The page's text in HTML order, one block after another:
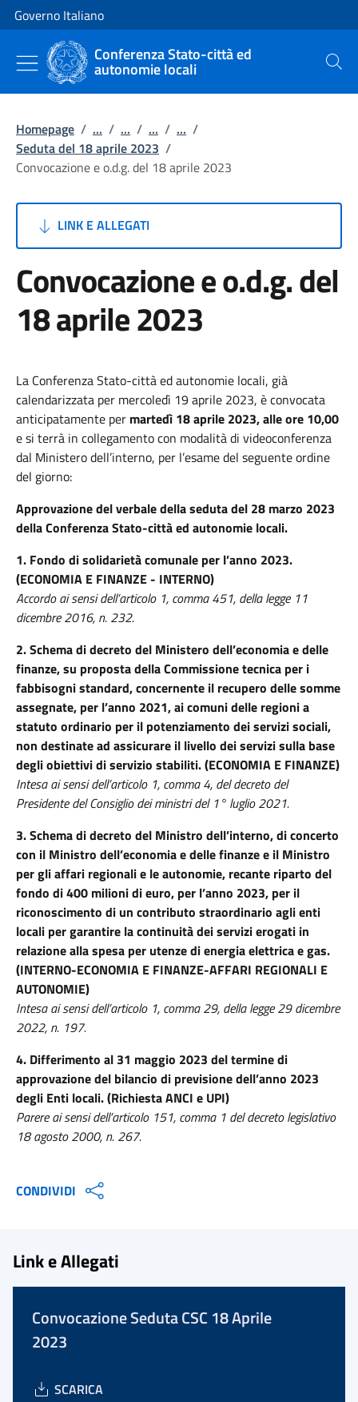
Vai al contenuto
Vai alla navigazione del sito
Governo Italiano
Conferenza Stato-città ed
autonomie locali Cerca
Homepage / ... / ... / ... / ... /
Seduta del 18 aprile 2023 /
Convocazione e o.d.g. del 18 aprile 2023
LINK E ALLEGATI
Convocazione e o.d.g. del
18 aprile 2023
La Conferenza Stato-città ed autonomie locali, già
calendarizzata per mercoledì 19 aprile 2023, è convocata
anticipatamente per martedì 18 aprile 2023, alle ore 10,00
e si terrà in collegamento con modalità di videoconferenza
dal Ministero dell’interno, per l’esame del seguente ordine
del giorno:
Approvazione del verbale della seduta del 28 marzo 2023
della Conferenza Stato-città ed autonomie locali.
1. Fondo di solidarietà comunale per l’anno 2023.
(ECONOMIA E FINANZE - INTERNO)
Accordo ai sensi dell’articolo 1, comma 451, della legge 11
dicembre 2016, n. 232.
2.Schema di decreto del Ministero dell’economia e delle
finanze, su proposta della Commissione tecnica per i
fabbisogni standard, concernente il recupero delle somme
assegnate, per l’anno 2021, ai comuni delle regioni a
statuto ordinario per il potenziamento dei servizi sociali,
non destinate ad assicurare il livello dei servizi sulla base
degli obiettivi di servizio stabiliti. (ECONOMIA E FINANZE)
Intesa ai sensi dell’articolo 1, comma 4, del decreto del
Presidente del Consiglio dei ministri del 1° luglio 2021.
3.Schema di decreto del Ministro dell’interno, di concerto
con il Ministro dell’economia e delle finanze e il Ministro
per gli affari regionali e le autonomie, recante riparto del
fondo di 400 milioni di euro, per l’anno 2023, per il
riconoscimento di un contributo straordinario agli enti
locali per garantire la continuità dei servizi erogati in
relazione alla spesa per utenze di energia elettrica e gas.
(INTERNO-ECONOMIA E FINANZE-AFFARI REGIONALI E
AUTONOMIE)
Intesa ai sensi dell’articolo 1, comma 29, della legge 29 dicembre
2022, n. 197.
4. Differimento al 31 maggio 2023 del termine di
approvazione del bilancio di previsione dell’anno 2023
degli Enti locali. (Richiesta ANCI e UPI)
Parere ai sensi dell’articolo 151, comma 1 del decreto legislativo
18 agosto 2000, n. 267.
CONDIVIDI
Link e Allegati
Convocazione Seduta CSC 18 Aprile
2023
SCARICA